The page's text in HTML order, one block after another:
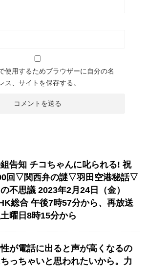
使用するためブラウザーに自分の名
ス、サイトを保存する。
告知 チコちゃんに叱られる! 祝
回▽関西弁の謎▽羽田空港秘話▽
不思議 2023年2月24日（金）
総合 午後7時57分から、再放送
曜日8時15分から
が電話に出ると声が高くなるの
っちゃいと思われたいから。力